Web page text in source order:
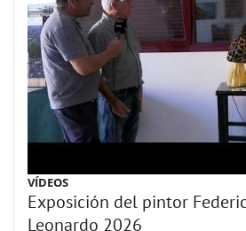
VÍDEOS
Exposición del pintor
Leonardo 2026